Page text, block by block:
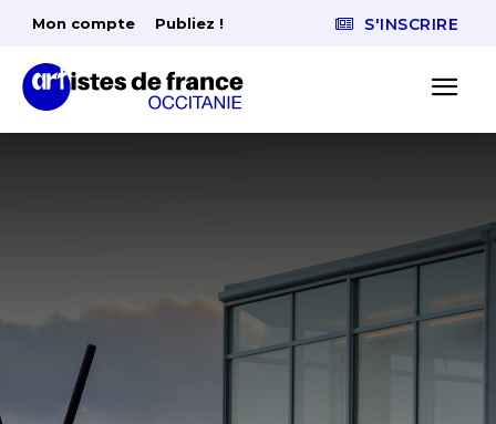
Mon compte Publiez ! S'INSCRIRE